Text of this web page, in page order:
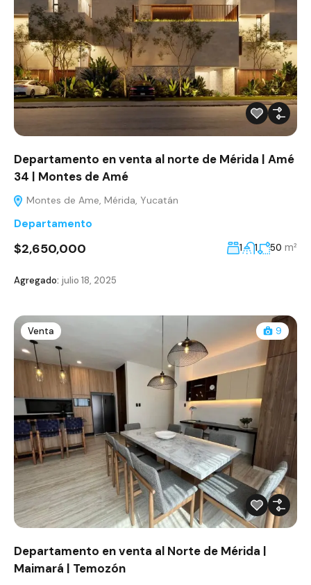
Departamento en venta al norte de Mérida | Amé
34 | Montes de Amé
Montes de Ame, Mérida, Yucatán
Departamento
$2,650,000 1 1 50 m²
Agregado: julio 18, 2025
Venta 9
Departamento en venta al Norte de Mérida |
Maimará | Temozón